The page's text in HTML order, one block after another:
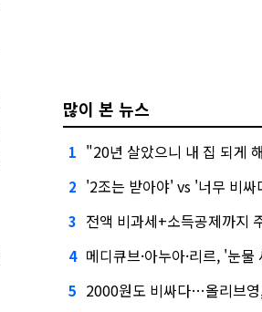
많이 본 뉴스
1 "20년 살았으니 내 집 되게
2 '2조는 받아야' vs '너무 비싸다'…공
3 전액 비과세+소득공제까지
4 메디큐브·아누아·리르, '눈물 세
5 2000원도 비싸다…올리브영, 다이소 공